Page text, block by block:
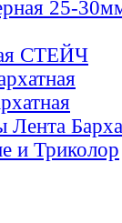
25-
СТЕЙЧ
и Триколор